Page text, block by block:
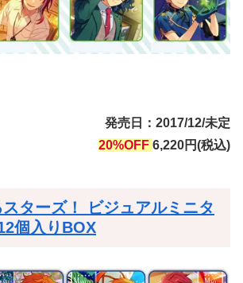
発売日：2017/12/未定
20%OFF 6,220円(税込)
ターズ！ ビジュアルミニタ
個入りBOX